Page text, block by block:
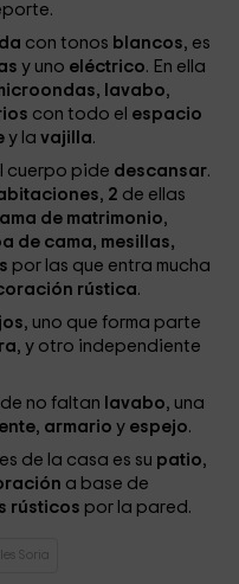
con tonos blancos, es
y uno eléctrico. En ella
lavabo,
con todo el espacio
y lavajilla.
cuerpo pide descansar.
, 2 de ellas
de matrimonio,
de cama, mesillas,
por las que entra mucha
rústica.
, uno que forma parte
, y otro independiente
no faltan lavabo, una
, armario y espejo.
de la casa es su patio,
a base de
rústicos por la pared.
Soria